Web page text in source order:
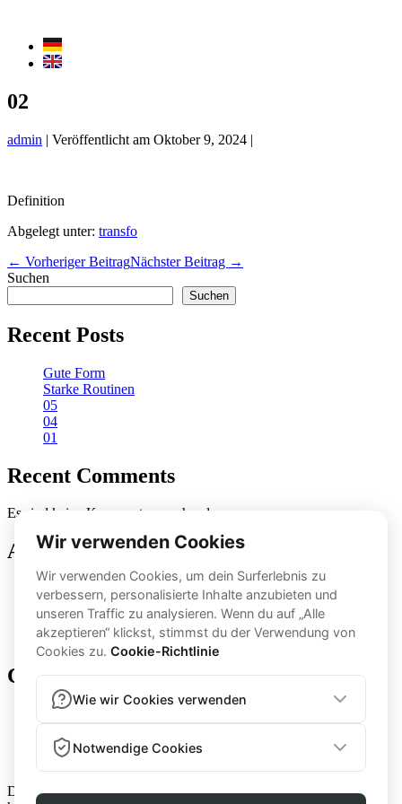
springen
02
admin | Veröffentlicht am Oktober 9, 2024 |
Definition
Abgelegt unter: transfo
Beitragsnavigation
← Vorheriger BeitragNächster Beitrag →
Suchen
Suchen
Recent Posts
Gute Form
Starke Routinen
05
04
01
Recent Comments
Es sind keine Kommentare vorhanden.
Archives
Oktober 2024
September 2024
August 2024
Juli 2024
Categories
app-feature
Das Lifestyle-Programm der Coaching-Legende Stefan Kienzl. Ich